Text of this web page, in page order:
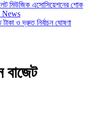
মিউজিক এসোসিয়েশনের শোক
ও দ্রুত নির্বাচন ঘোষণা
বাজেট